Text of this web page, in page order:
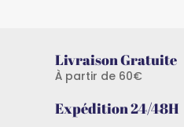
Livraison Gratuite
À partir de 60€
Expédition 24/48H